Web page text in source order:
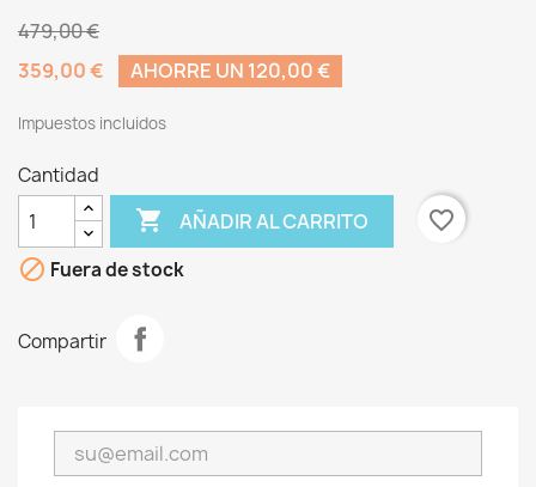
479,00 €
359,00 €
AHORRE UN 120,00 €
Impuestos incluidos
Cantidad
 AÑADIR AL CARRITO
favorite_border
 Fuera de stock
Compartir